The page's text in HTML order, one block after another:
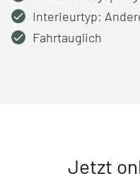
Interieurtyp:
Fahrtauglich
Jetzt